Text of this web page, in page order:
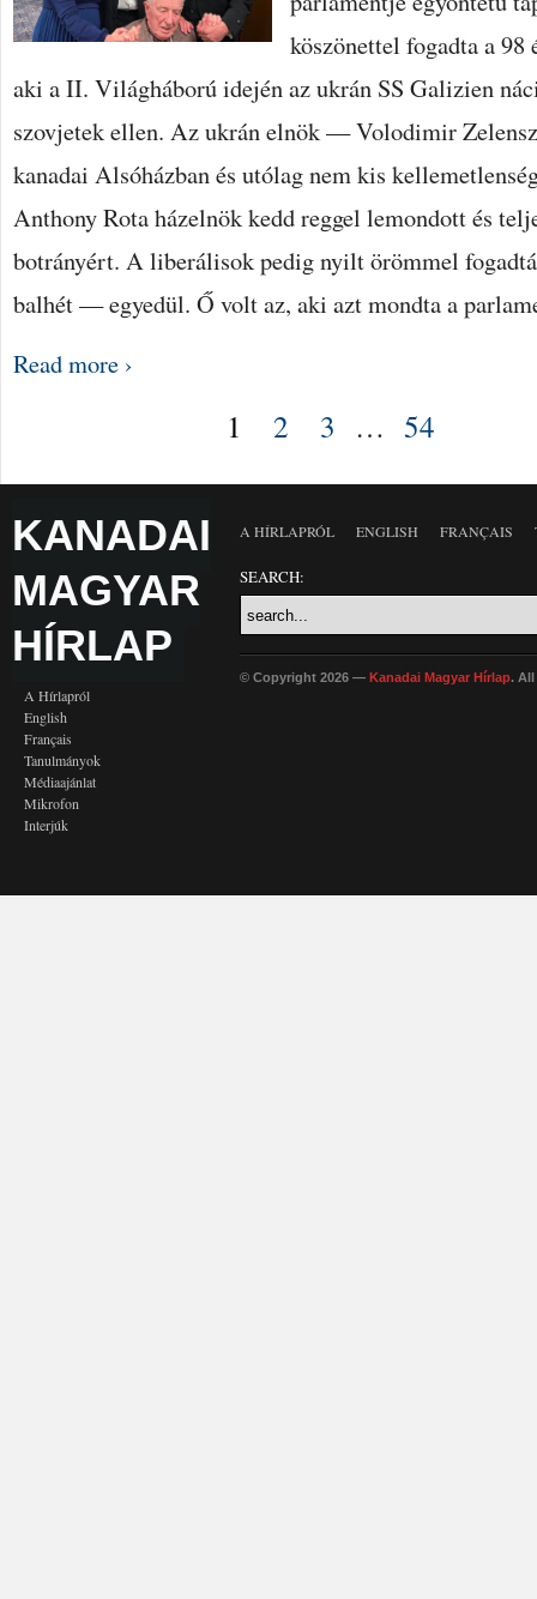
köszönettel fogadta a 98
aki a II. Világháború idején az ukrán SS Galizien
szovjetek ellen. Az ukrán elnök — Volodimir
kanadai Alsóházban és utólag nem kis
Anthony Rota házelnök kedd reggel lemondott és
botrányért. A liberálisok pedig nyilt örömmel
balhét — egyedül. Ő volt az, aki azt mondta a
Read more ›
1 2 3 … 54
KANADAI
MAGYAR
HÍRLAP
A Hírlapról
English
Français
Tanulmányok
Médiaajánlat
Mikrofon
Interjúk
A HÍRLAPRÓL ENGLISH FRANÇAIS
SEARCH:
© Copyright 2026 — Kanadai Magyar Hírlap. All